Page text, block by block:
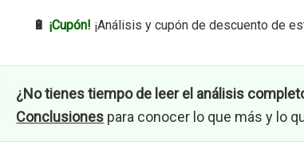
🔋 ¡Cupón! ¡Análisis y cupón de descuento de
¿No tienes tiempo de leer el análisis
Conclusiones para conocer lo que más y lo